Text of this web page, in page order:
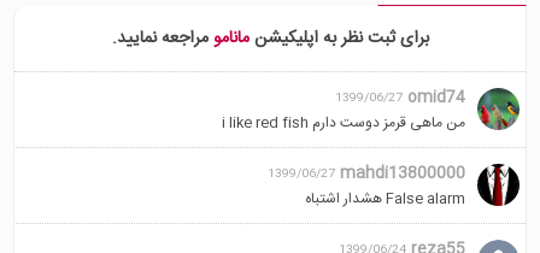
برای ثبت نظر به اپلیکیشنمانامومراجعه نمایید.
omid74
1399/06/27
من ماهی قرمز دوست دارم i like red fish
mahdi13800000
1399/06/27
False alarm هشدار اشتباه